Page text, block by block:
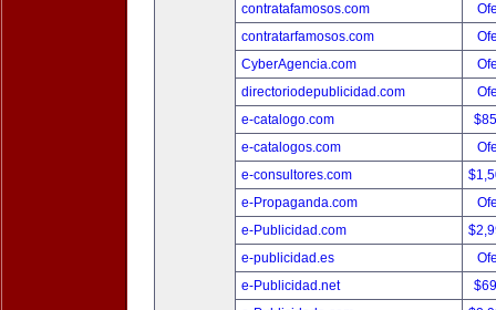
contratafamosos.com
contratarfamosos.com
CyberAgencia.com
directoriodepublicidad.com
e-catalogo.com
e-catalogos.com
e-consultores.com
e-Propaganda.com
e-Publicidad.com
e-publicidad.es
e-Publicidad.net